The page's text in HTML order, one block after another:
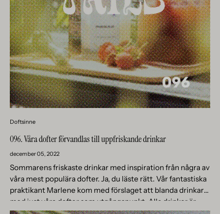
Doftsinne
096. Våra dofter förvandlas till uppfriskande drinkar
december 05, 2022
Sommarens friskaste drinkar med inspiration från några av
våra mest populära dofter. Ja, du läste rätt. Vår fantastiska
praktikant Marlene kom med förslaget att blanda drinkar
med just våra dofter som utgångspunkt. Alla drinkar är...